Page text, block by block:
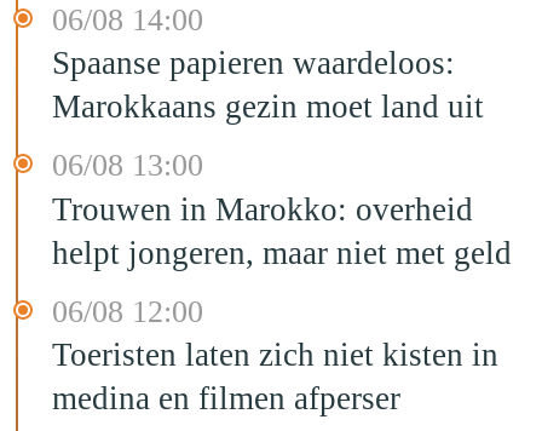
06/08 14:00
Spaanse papieren waardeloos:
Marokkaans gezin moet land uit
06/08 13:00
Trouwen in Marokko: overheid
helpt jongeren, maar niet met geld
06/08 12:00
Toeristen laten zich niet kisten in
medina en filmen afperser